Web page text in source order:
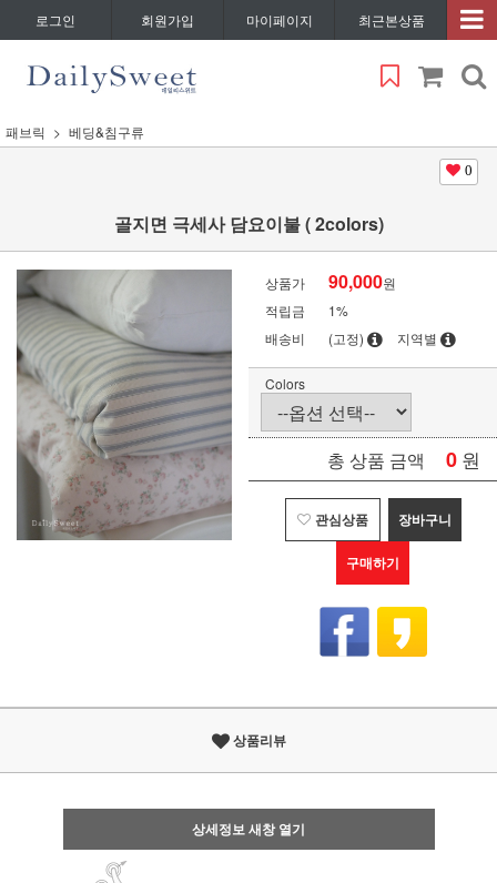
로그인 회원가입 마이페이지 최근본상품
패브릭 베딩&침구류
0
골지면 극세사 담요이불 ( 2colors)
상품가 90,000원
적립금
1%
배송비
(고정) 지역별
Colors
총 상품 금액 0 원
관심상품 장바구니
구매하기
상품리뷰
상세정보 새창 열기